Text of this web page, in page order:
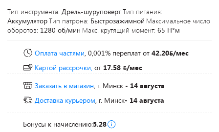
Тип инструмента: Дрель-шуруповертТип питания:
АккумуляторТип патрона: Быстрозажимной Максимальное число
оборотов: 1280 об/мин Макс. крутящий момент: 65 Н*м
Оплата частями, 0,001% переплат от 42.20 /мес
Картой рассрочки, от 17.58
/мес
Заказать в магазин, г. Минск - 14 августа
Доставка курьером, г. Минск- 14 августа
Бонусы к начислению:5.28